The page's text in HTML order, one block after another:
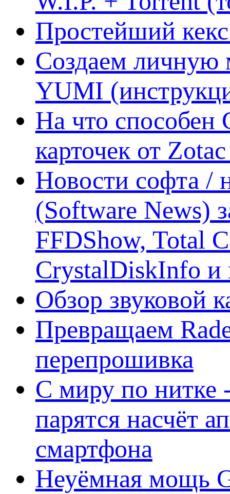
Простейший кекс
Создаем личную
YUMI
На что способен
карточек от
Новости софта /
(Software News)
FFDShow, Total
CrystalDiskInfo и
Обзор звуковой
Превращаем
перепрошивка
С миру по нитке
парятся насчёт
смартфона
Неуёмная мощь